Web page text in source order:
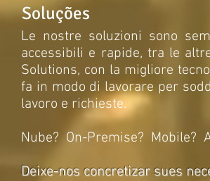
Soluções
Le nostre soluzioni sono
accessibili e rapide, tra le
Solutions, con la migliore
fa in modo di lavorare per
lavoro e richieste.
Nube? On-Premise? Mobile?
Deixe-nos concretizar sues